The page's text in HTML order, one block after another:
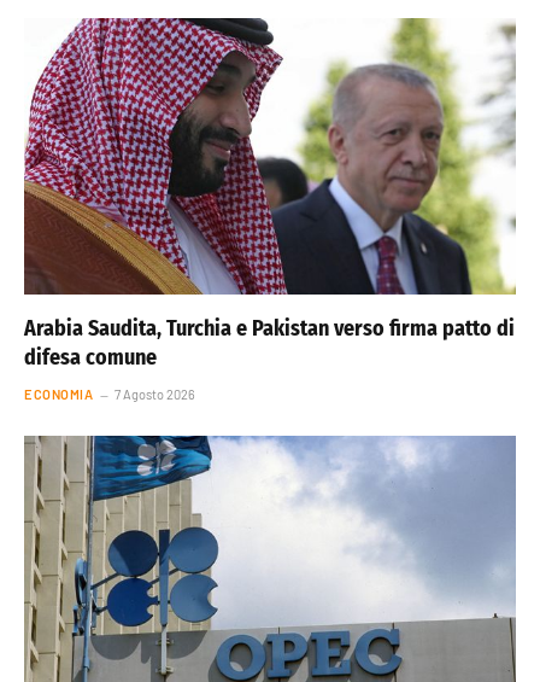
Arabia Saudita, Turchia e Pakistan verso firma patto di
difesa comune
ECONOMIA 7 Agosto 2026